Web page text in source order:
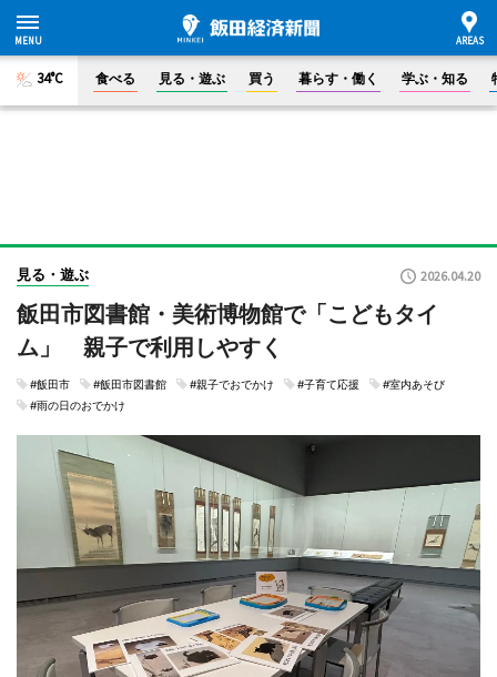
34°C 食べる 見る・遊ぶ 買う 暮らす・働く 学ぶ・知る
見る・遊ぶ 2026.04.20
飯田市図書館・美術博物館で「こどもタイ
ム」 親子で利用しやすく
#飯田市 #飯田市図書館 #親子でおでかけ #子育て応援
#室内あそび
#雨の日のおでかけ